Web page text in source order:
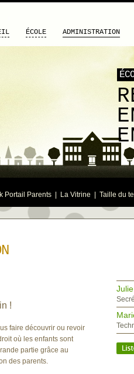
ÉCOLE ADMINISTRATION
Portail Parents La Vitrine | Taille du
!
faire découvrir ou revoir
où les enfants sont
partie grâce au
des parents.